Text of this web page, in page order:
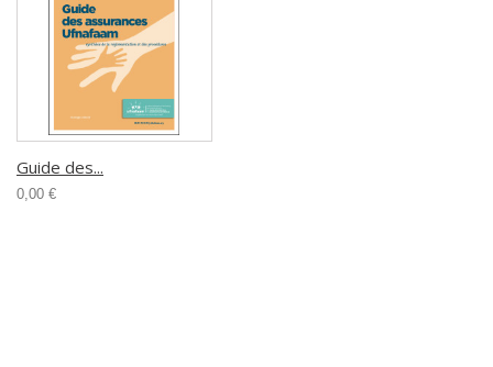
Guide des...
0,00 €